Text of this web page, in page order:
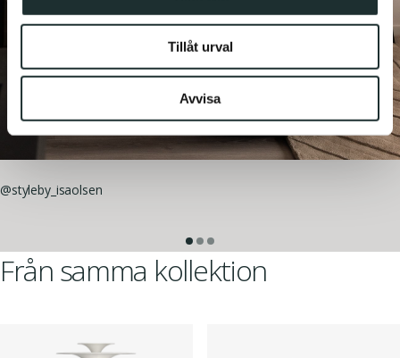
information som du har tillhandahållit eller som de har
samlat in när du har använt deras tjänster.
Tillåt urval
Avvisa
@styleby_isaolsen
Från samma kollektion